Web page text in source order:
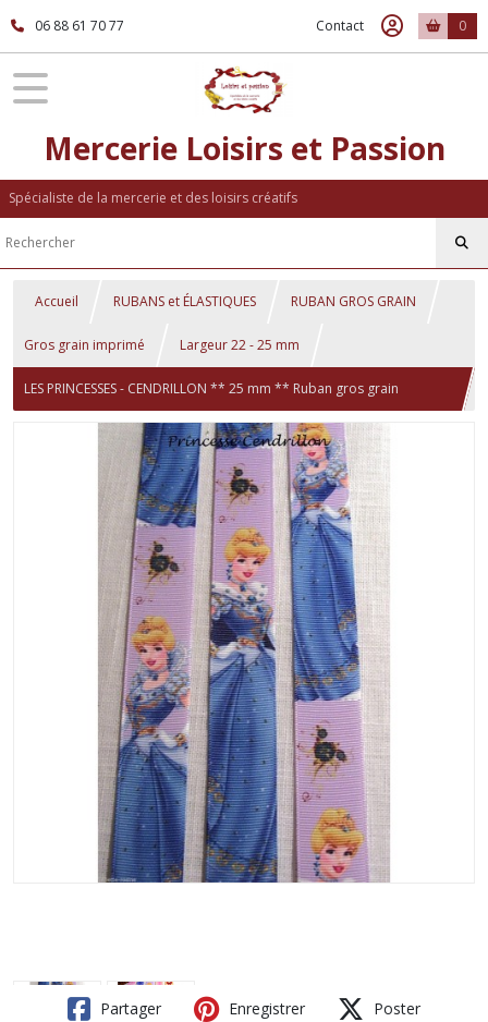
06 88 61 70 77 Contact 0
Mercerie Loisirs et Passion
Spécialiste de la mercerie et des loisirs créatifs
Accueil RUBANS et ÉLASTIQUES RUBAN GROS GRAIN
Gros grain imprimé Largeur 22 - 25 mm
LES PRINCESSES - CENDRILLON ** 25 mm ** Ruban gros grain
imprimé - Longueur au choix
Partager Enregistrer Poster